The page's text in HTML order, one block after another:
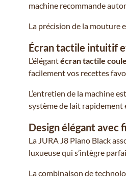
machine recommande
La précision de la mouture
Écran tactile intuitif
L’élégantécran tactile
facilement vos recettes
L’entretien de la machine
système de lait rapidement
Design élégant avec
La JURA J8 Piano Black
luxueuse qui s’intègre
La combinaison de